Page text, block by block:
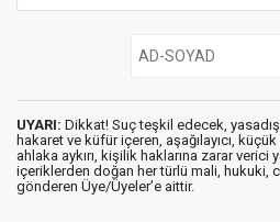
UYARI: Dikkat! Suç teşkil edecek,
hakaret ve küfür içeren, aşağılayıcı,
ahlaka aykırı, kişilik haklarına zarar
içeriklerden doğan her türlü mali, hukuki,
gönderen Üye/Üyeler’e aittir.